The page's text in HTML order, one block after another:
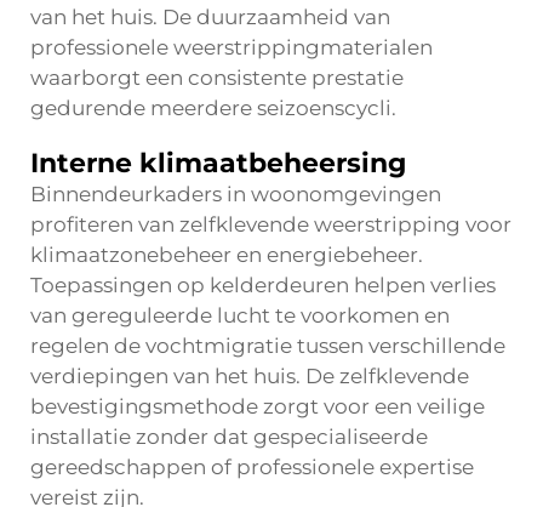
van het huis. De duurzaamheid van
professionele weerstrippingmaterialen
waarborgt een consistente prestatie
gedurende meerdere seizoenscycli.
Interne klimaatbeheersing
Binnendeurkaders in woonomgevingen
profiteren van zelfklevende weerstripping voor
klimaatzonebeheer en energiebeheer.
Toepassingen op kelderdeuren helpen verlies
van gereguleerde lucht te voorkomen en
regelen de vochtmigratie tussen verschillende
verdiepingen van het huis. De zelfklevende
bevestigingsmethode zorgt voor een veilige
installatie zonder dat gespecialiseerde
gereedschappen of professionele expertise
vereist zijn.